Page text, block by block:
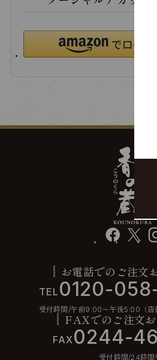
facebook
お電話でのご注文
TEL 0120-
受付時間/午前9:00〜午後5:00（店
FAXでのご注文
FAX0244-
受付時間/24時間